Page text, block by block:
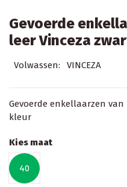
Gevoerde
leer Vinceza
Volwassen: VINCEZA
Gevoerde enkellaarzen
kleur
Kies maat
40